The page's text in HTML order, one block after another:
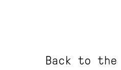
Back to the